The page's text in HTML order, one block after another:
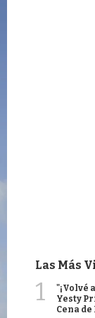
Las Más
1
"¡Volvé
Yesty
Cena de